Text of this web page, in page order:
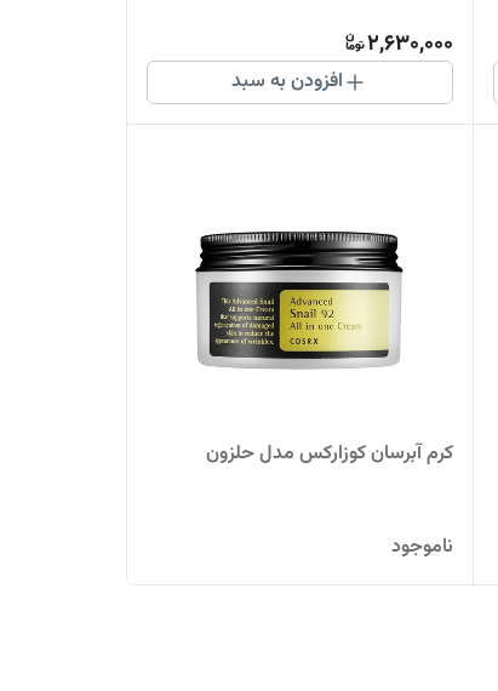
2,630,000
افزودن به سبد
کرم آبرسان کوزارکس مدل حلزون
ناموجود